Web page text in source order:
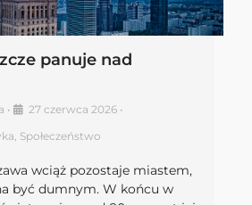
panuje nad
• 27 czerwca 2026 •
Społeczeństwo
wciąż pozostaje miastem,
być dumnym. W końcu w